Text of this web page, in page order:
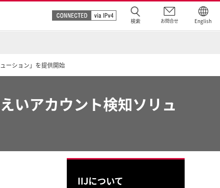
検索 お問合せ English
ーション」を提供開始
いアカウント検知ソリュ
IIJについて